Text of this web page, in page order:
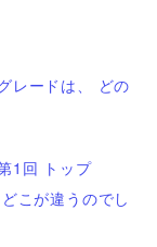
レードは、 どの
1回 トップ
こが違うのでし